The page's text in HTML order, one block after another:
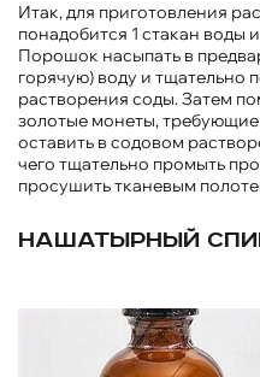
Итак, для приготовления
понадобится 1 стакан воды
Порошок насыпать в
горячую) воду и тщательно
растворения соды. Затем
золотые монеты,
оставить в содовом
чего тщательно промыть
просушить тканевым
Нашатырный